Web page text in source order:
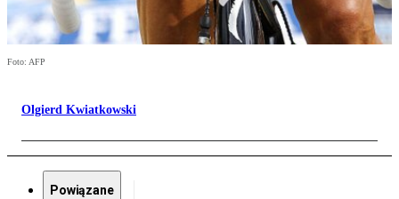
Foto: AFP
Olgierd Kwiatkowski
Powiązane